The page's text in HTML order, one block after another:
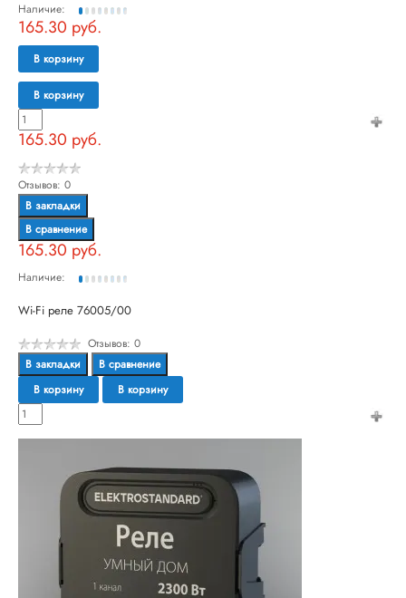
Наличие:
165.30 руб.
В корзину
В корзину
165.30 руб.
Отзывов: 0
В закладки
В сравнение
165.30 руб.
Наличие:
Wi-Fi реле 76005/00
Отзывов: 0
В закладки
В сравнение
В корзину
В корзину